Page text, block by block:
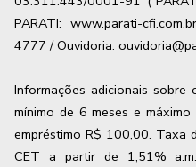
PARATI: www.parati-
4777 / Ouvidoria:
Informações adicionais sobre
mínimo de 6 meses e máximo
empréstimo R$ 100,00. Taxa
CET a partir de 1,51%